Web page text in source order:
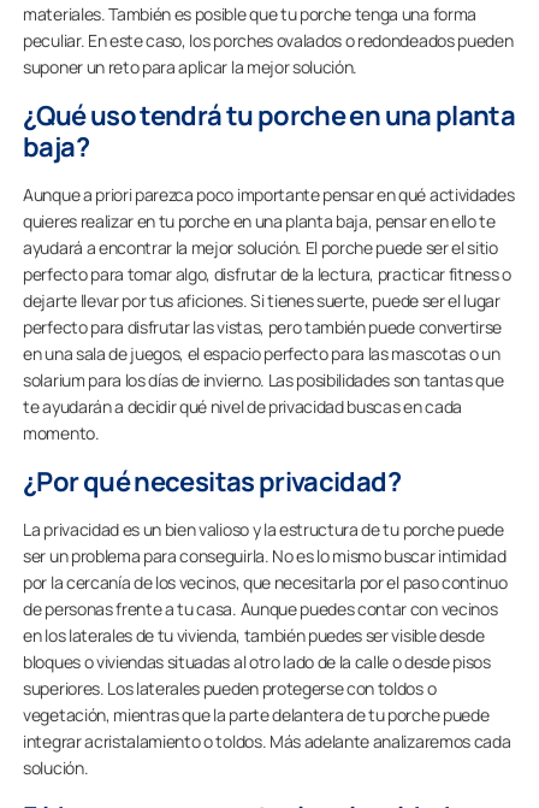
materiales. También es posible que tu porche tenga una forma
peculiar. En este caso, los porches ovalados o redondeados pueden
suponer un reto para aplicar la mejor solución.
¿Qué uso tendrá tu porche en una planta
baja?
Aunque a priori parezca poco importante pensar en qué actividades
quieres realizar en tu porche en una planta baja, pensar en ello te
ayudará a encontrar la mejor solución. El porche puede ser el sitio
perfecto para tomar algo, disfrutar de la lectura, practicar fitness o
dejarte llevar por tus aficiones. Si tienes suerte, puede ser el lugar
perfecto para disfrutar las vistas, pero también puede convertirse
en una sala de juegos, el espacio perfecto para las mascotas o un
solarium para los días de invierno. Las posibilidades son tantas que
te ayudarán a decidir qué nivel de privacidad buscas en cada
momento.
¿Por qué necesitas privacidad?
La privacidad es un bien valioso y la estructura de tu porche puede
ser un problema para conseguirla. No es lo mismo buscar intimidad
por la cercanía de los vecinos, que necesitarla por el paso continuo
de personas frente a tu casa. Aunque puedes contar con vecinos
en los laterales de tu vivienda, también puedes ser visible desde
bloques o viviendas situadas al otro lado de la calle o desde pisos
superiores. Los laterales pueden protegerse con toldos o
vegetación, mientras que la parte delantera de tu porche puede
integrar acristalamiento o toldos. Más adelante analizaremos cada
solución.